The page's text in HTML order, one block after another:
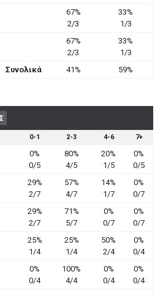
67%
2/3
33%
1/3
67%
2/3
33%
1/3
Συνολικά
41% 59%
0-1 2-3 4-6 7+
0%
0/5
80%
4/5
20%
1/5
0%
0/5
29%
2/7
57%
4/7
14%
1/7
0%
0/7
29%
2/7
71%
5/7
0%
0/7
0%
0/7
25%
1/4
25%
1/4
50%
2/4
0%
0/4
0%
0/4
100%
4/4
0%
0/4
0%
0/4